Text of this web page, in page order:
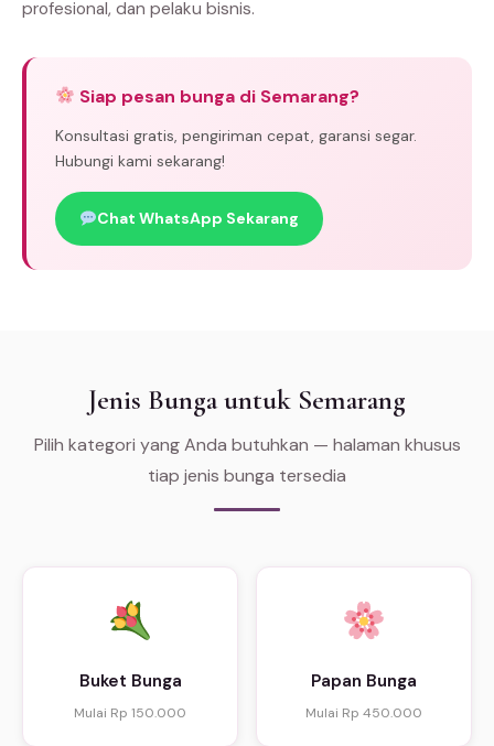
profesional, dan pelaku bisnis.
Siap pesan bunga di Semarang?
Konsultasi gratis, pengiriman cepat, garansi segar.
Hubungi kami sekarang!
Chat WhatsApp Sekarang
Jenis Bunga untuk Semarang
Pilih kategori yang Anda butuhkan — halaman khusus
tiap jenis bunga tersedia
Buket Bunga
Mulai Rp 150.000
Papan Bunga
Mulai Rp 450.000